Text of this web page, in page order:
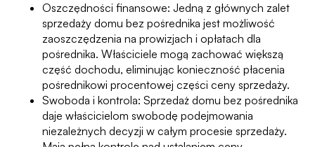
Oszczędności finansowe: Jedną z głównych zalet
sprzedaży domu bez pośrednika jest możliwość
zaoszczędzenia na prowizjach i opłatach dla
pośrednika. Właściciele mogą zachować większą
część dochodu, eliminując konieczność płacenia
pośrednikowi procentowej części ceny sprzedaży.
Swoboda i kontrola: Sprzedaż domu bez pośrednika
daje właścicielom swobodę podejmowania
niezależnych decyzji w całym procesie sprzedaży.